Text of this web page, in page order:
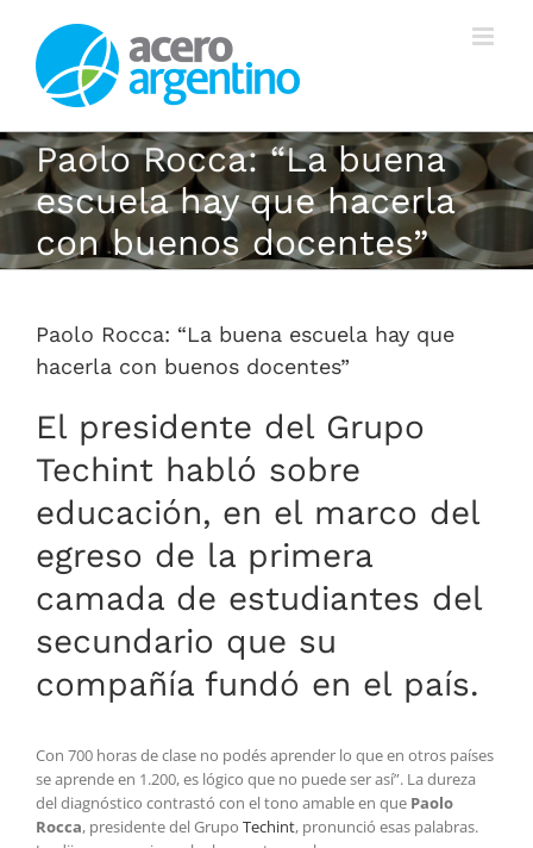
contenido
Paolo Rocca: “La buena
escuela hay que hacerla
con buenos docentes”
Paolo Rocca: “La buena escuela hay que
hacerla con buenos docentes”
El presidente del Grupo
Techint habló sobre
educación, en el marco del
egreso de la primera
camada de estudiantes del
secundario que su
compañía fundó en el país.
Con 700 horas de clase no podés aprender lo que en otros países
se aprende en 1.200, es lógico que no puede ser así”. La dureza
del diagnóstico contrastó con el tono amable en que Paolo
Rocca, presidente del Grupo Techint, pronunció esas palabras.